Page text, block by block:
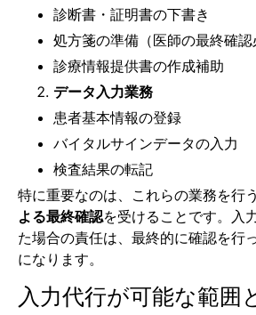
診断書・証明書の下書き
処方箋の準備（医師の最終確認
診療情報提供書の作成補助
データ入力業務
患者基本情報の登録
バイタルサインデータの入力
検査結果の転記
特に重要なのは、これらの業務を行
よる最終確認を受けることです。入
た場合の責任は、最終的に確認を行
になります。
入力代行が可能な範囲